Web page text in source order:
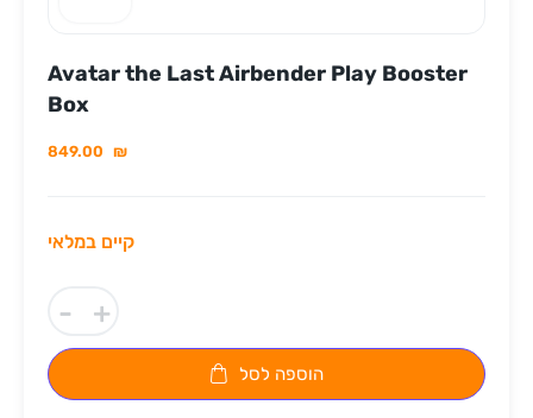
Avatar the Last Airbender Play Booster
Box
849.00 ₪
קיים במלאי
- +
הוספה לסל